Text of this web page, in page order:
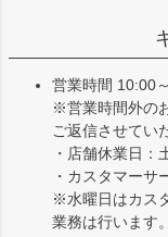
営業時間 10:00
※営業時間外の
ご返信させてい
・店舗休業日：
・カスタマーサ
※水曜日はカス
業務は行います。